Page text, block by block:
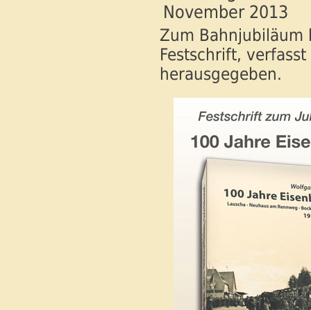
November 2013
Zum Bahnjubiläum
Festschrift,
herausgegeben.